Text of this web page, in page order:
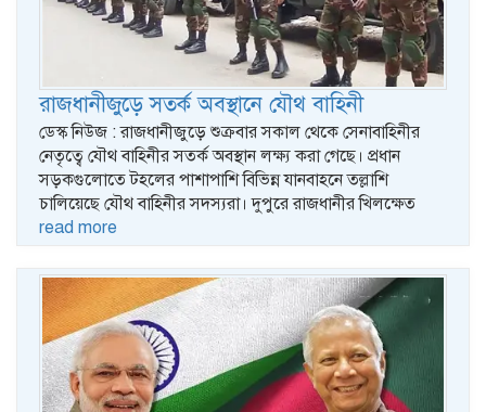
রাজধানীজুড়ে সতর্ক অবস্থানে যৌথ বাহিনী
ডেস্ক নিউজ : রাজধানীজুড়ে শুক্রবার সকাল থেকে সেনাবাহিনীর
নেতৃত্বে যৌথ বাহিনীর সতর্ক অবস্থান লক্ষ্য করা গেছে। প্রধান
সড়কগুলোতে টহলের পাশাপাশি বিভিন্ন যানবাহনে তল্লাশি
চালিয়েছে যৌথ বাহিনীর সদস্যরা। দুপুরে রাজধানীর খিলক্ষেত
read more